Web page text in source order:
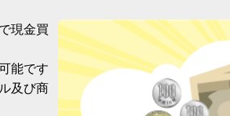
現金買
能です
及び商